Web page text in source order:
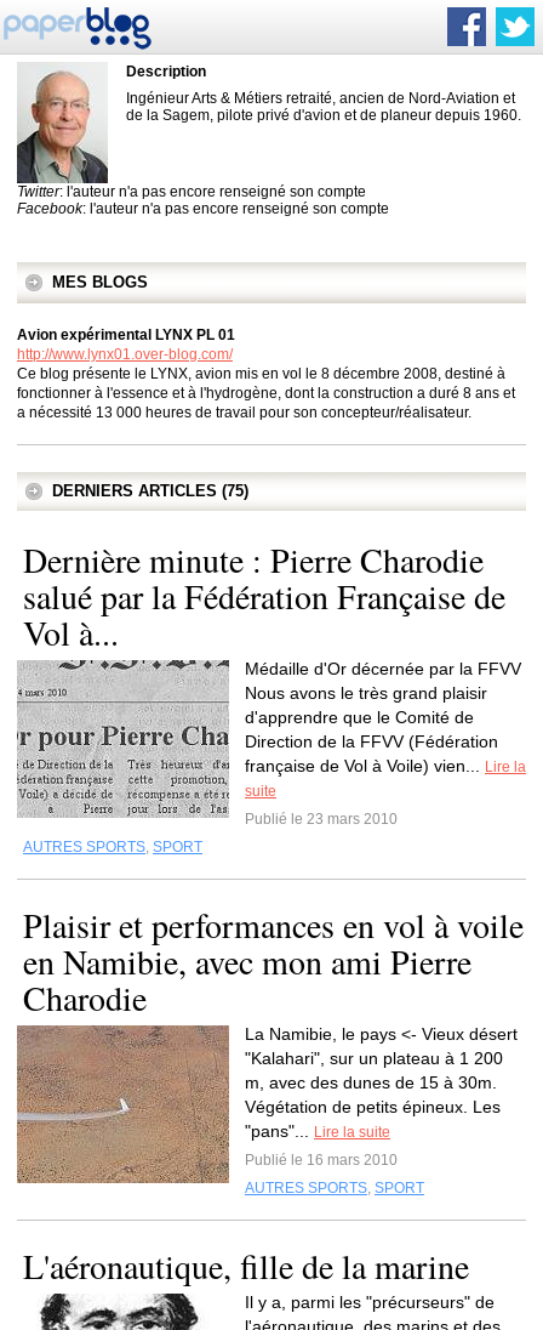
Description
Ingénieur Arts & Métiers retraité, ancien de Nord-Aviation et
de la Sagem, pilote privé d'avion et de planeur depuis 1960.
Twitter: l'auteur n'a pas encore renseigné son compte
Facebook: l'auteur n'a pas encore renseigné son compte
MES BLOGS
Avion expérimental LYNX PL 01
http://www.lynx01.over-blog.com/
Ce blog présente le LYNX, avion mis en vol le 8 décembre 2008, destiné à
fonctionner à l'essence et à l'hydrogène, dont la construction a duré 8 ans et
a nécessité 13 000 heures de travail pour son concepteur/réalisateur.
DERNIERS ARTICLES (75)
Dernière minute : Pierre Charodie
salué par la Fédération Française de
Vol à...
Médaille d'Or décernée par la FFVV
Nous avons le très grand plaisir
d'apprendre que le Comité de
Direction de la FFVV (Fédération
française de Vol à Voile) vien...
Lire la
suite
Publié le 23 mars 2010
AUTRES SPORTS, SPORT
Plaisir et performances en vol à voile
en Namibie, avec mon ami Pierre
Charodie
La Namibie, le pays <- Vieux désert
"Kalahari", sur un plateau à 1 200
m, avec des dunes de 15 à 30m.
Végétation de petits épineux. Les
"pans"...
Lire la suite
Publié le 16 mars 2010
AUTRES SPORTS, SPORT
L'aéronautique, fille de la marine
Il y a, parmi les "précurseurs" de